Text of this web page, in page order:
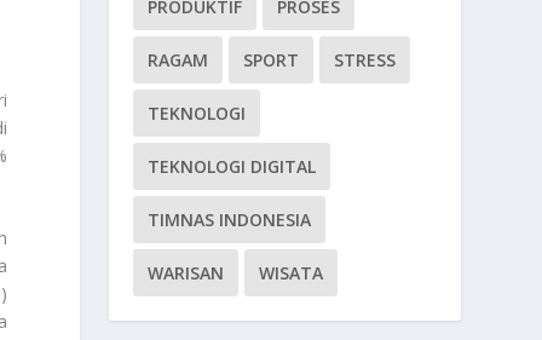
PRODUKTIF PROSES
RAGAM SPORT STRESS
TEKNOLOGI
TEKNOLOGI DIGITAL
TIMNAS INDONESIA
WARISAN WISATA